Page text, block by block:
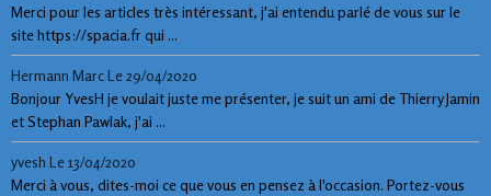
Merci pour les articles très intéressant, j'ai entendu parlé de vous sur le
site https://spacia.fr qui ...
Hermann MarcLe 29/04/2020
Bonjour YvesH je voulait juste me présenter, je suit un ami de Thierry Jamin
et Stephan Pawlak, j'ai ...
yvesh Le 13/04/2020
Merci à vous, dites-moi ce que vous en pensez à l'occasion. Portez-vous